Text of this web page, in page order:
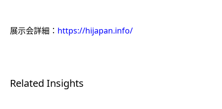
展示会詳細： https://hijapan.info/
Related Insights